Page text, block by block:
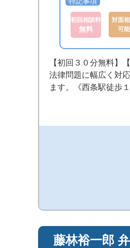
初回相談料
無料
対面
可能
【初回３０分無料】
法律問題に幅広く対
ます。《西条駅徒歩
藤林裕一郎